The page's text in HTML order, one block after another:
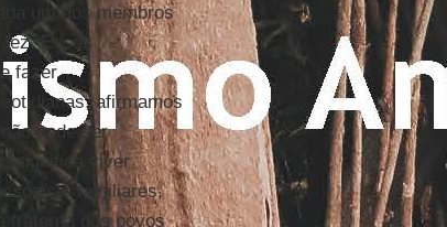
um dos membros
Esses
fazer.
afirmamos
pode ser
significa viver
e familiares,
fraterna dos povos